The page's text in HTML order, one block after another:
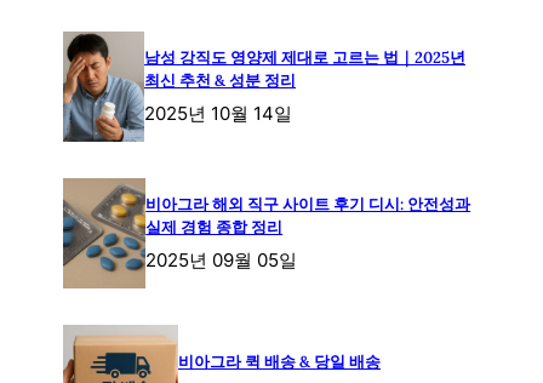
남성 강직도 영양제 제대로 고르는 법｜2025년
최신 추천 & 성분 정리
2025년 10월 14일
비아그라 해외 직구 사이트 후기 디시: 안전성과
실제 경험 종합 정리
2025년 09월 05일
비아그라 퀵 배송 & 당일 배송